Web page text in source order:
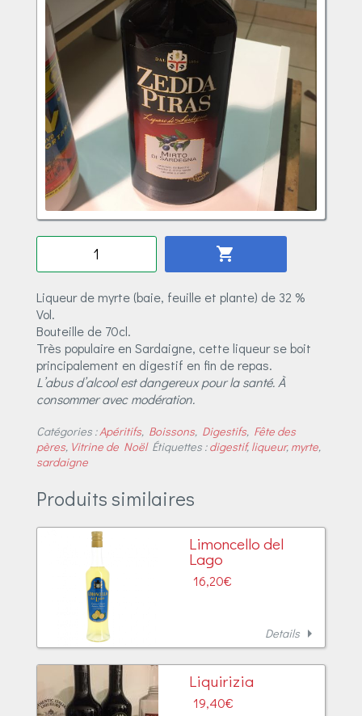
Quantité
shopping_cart
Liqueur de myrte (baie, feuille et plante) de 32 %
Vol.
Bouteille de 70cl.
Très populaire en Sardaigne, cette liqueur se boit
principalement en digestif en fin de repas.
L’abus d’alcool est dangereux pour la santé. À
consommer avec modération.
Catégories :Apéritifs, Boissons, Digestifs, Fête des
pères, Vitrine de Noël Étiquettes :digestif,liqueur, myrte,
sardaigne
Produits similaires
Limoncello del
Lago
16,20€
Detailsarrow_right
Liquirizia
19,40€